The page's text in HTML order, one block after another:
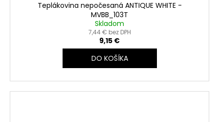
Teplákovina nepočesaná ANTIQUE WHITE -
MVBB_103T
Skladom
7,44 € bez DPH
9,15 €
DO KOŠÍKA